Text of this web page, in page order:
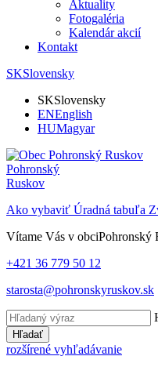
Aktuality
Fotogaléria
Kalendár akcií
Kontakt
SKSlovensky
SKSlovensky
ENEnglish
HUMagyar
Pohronský
Ruskov
Ako vybaviť Úradná tabuľa
Vítame Vás v obciPohronský
+421 36 779 50 12
starosta@pohronskyruskov.sk
Hľadať
rozšírené vyhľadávanie